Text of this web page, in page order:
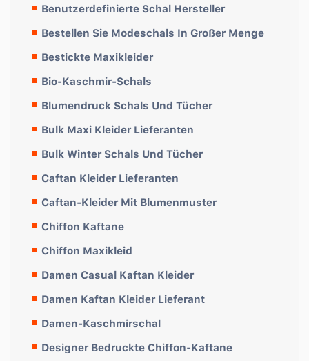
Benutzerdefinierte Schal Hersteller
Bestellen Sie Modeschals In Großer Menge
Bestickte Maxikleider
Bio-Kaschmir-Schals
Blumendruck Schals Und Tücher
Bulk Maxi Kleider Lieferanten
Bulk Winter Schals Und Tücher
Caftan Kleider Lieferanten
Caftan-Kleider Mit Blumenmuster
Chiffon Kaftane
Chiffon Maxikleid
Damen Casual Kaftan Kleider
Damen Kaftan Kleider Lieferant
Damen-Kaschmirschal
Designer Bedruckte Chiffon-Kaftane